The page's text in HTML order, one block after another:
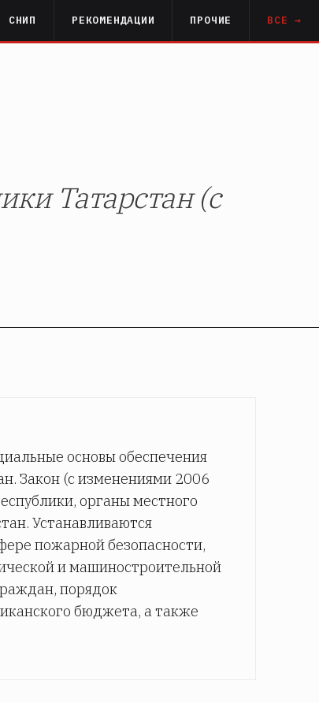
СНИП РЕКОМЕНДАЦИИ ПРОЧИЕ ВСЕ →
Татарстан (с
основы обеспечения
Закон (с изменениями 2006
органы местного
Устанавливаются
пожарной безопасности,
и машиностроительной
порядок
бюджета, а также